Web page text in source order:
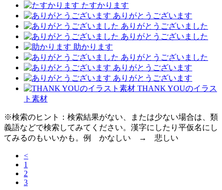
たすかります
ありがとうございます
ありがとうございました
ありがとうございました
助かります
ありがとうございました
ありがとうございます
ありがとうございます
THANK YOUのイラス
ト素材
※検索のヒント：検索結果がない、または少ない場合は、類
義語などで検索してみてください。漢字にしたり平仮名にし
てみるのもいいかも。例 かなしい → 悲しい
<
1
2
3